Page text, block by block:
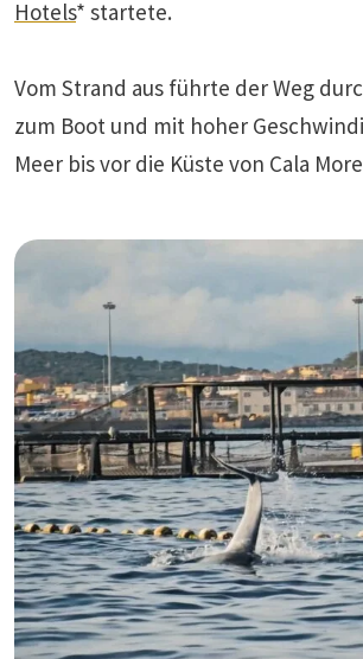
Hotels* startete.
Vom Strand aus führte der Weg
zum Boot und mit hoher
Meer bis vor die Küste von Cala